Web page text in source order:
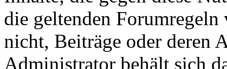
die geltenden
nicht, Beiträge oder deren
Administrator behält sich